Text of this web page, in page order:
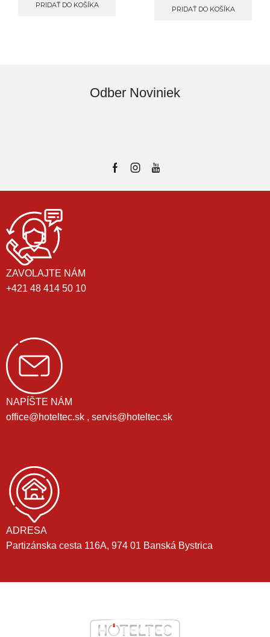
PRIDAŤ DO KOŠÍKA PRIDAŤ DO KOŠÍKA
Odber Noviniek
ZAVOLAJTE NÁM
+421 48 414 50 10
NAPÍŠTE NÁM
office@hoteltec.sk , servis@hoteltec.sk
ADRESA
Partizánska cesta 116A, 974 01 Banská Bystrica